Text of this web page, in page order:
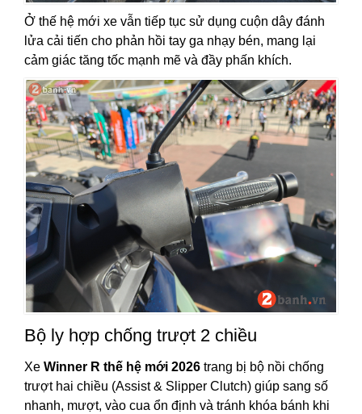
Ở thế hệ mới xe vẫn tiếp tục sử dụng cuộn dây đánh
lửa cải tiến cho phản hồi tay ga nhạy bén, mang lại
cảm giác tăng tốc mạnh mẽ và đầy phấn khích.
Bộ ly hợp chống trượt 2 chiều
Xe Winner R thế hệ mới 2026 trang bị bộ nồi chống
trượt hai chiều (Assist & Slipper Clutch) giúp sang số
nhanh, mượt, vào cua ổn định và tránh khóa bánh khi